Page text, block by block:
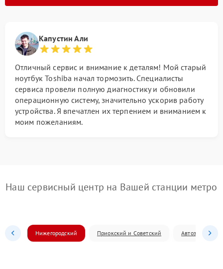
Капустин Али
Отличный сервис и внимание к деталям! Мой старый
ноутбук Toshiba начал тормозить. Специалисты
сервиса провели полную диагностику и обновили
операционную систему, значительно ускорив работу
устройства. Я впечатлен их терпением и вниманием к
моим пожеланиям.
Наш сервисный центр на Вашей станции метро
Нижегородский Приокский и Советский Автозаводский